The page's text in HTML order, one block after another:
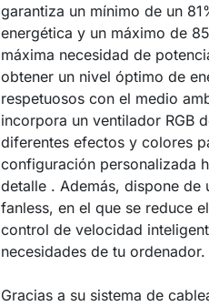
garantiza un mínimo de un
energética y un máximo de
máxima necesidad de
obtener un nivel óptimo de
respetuosos con el medio
incorpora un ventilador RGB
diferentes efectos y colores
configuración personalizada
detalle . Además, dispone de
fanless, en el que se reduce
control de velocidad
necesidades de tu ordenador.
Gracias a su sistema de